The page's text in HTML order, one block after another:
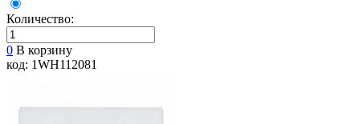
Количество:
0 В корзину
код: 1WH112081